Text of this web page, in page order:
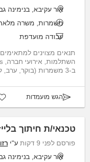
אור עקיבא, בנימינה
משמרות, משרה
עבודה מועדפת
תנאים מצוינים
ב-3 משמרות (בוקר, ערב, לילה) * ביצוע תהליכי אל...
הגש מועמדות
טכנאי/ת חיתוך
פורסם לפני 9 דקות ע"י
אור עקיבא, בנימינה